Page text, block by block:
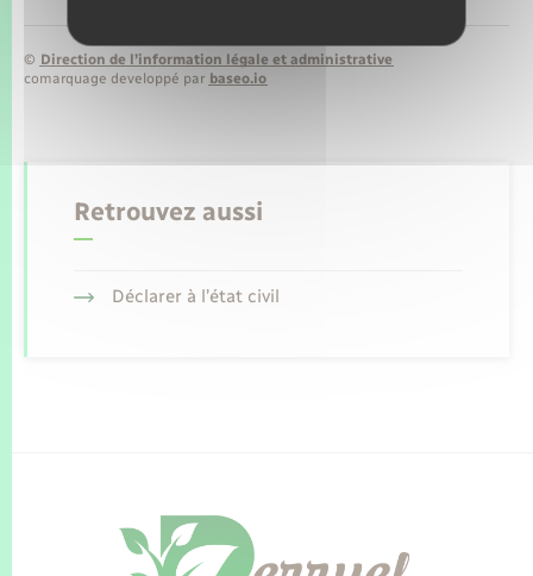
© Direction de l’information légale et administrative
comarquage developpé par baseo.io
Retrouvez aussi
Déclarer à l’état civil